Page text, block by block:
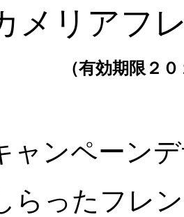
メリアフ
（有効期限２
ャンペーン
らったフレ